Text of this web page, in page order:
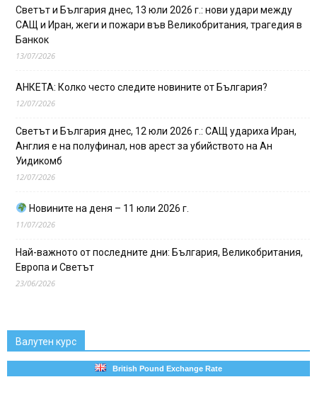
Светът и България днес, 13 юли 2026 г.: нови удари между
САЩ и Иран, жеги и пожари във Великобритания, трагедия в
Банкок
13/07/2026
АНКЕТА: Колко често следите новините от България?
12/07/2026
Светът и България днес, 12 юли 2026 г.: САЩ удариха Иран,
Англия е на полуфинал, нов арест за убийството на Ан
Уидикомб
12/07/2026
Новините на деня – 11 юли 2026 г.
11/07/2026
Най-важното от последните дни: България, Великобритания,
Европа и Светът
23/06/2026
Валутен курс
British Pound Exchange Rate